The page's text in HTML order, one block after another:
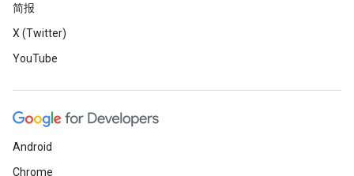
简报
X (Twitter)
YouTube
Android
Chrome